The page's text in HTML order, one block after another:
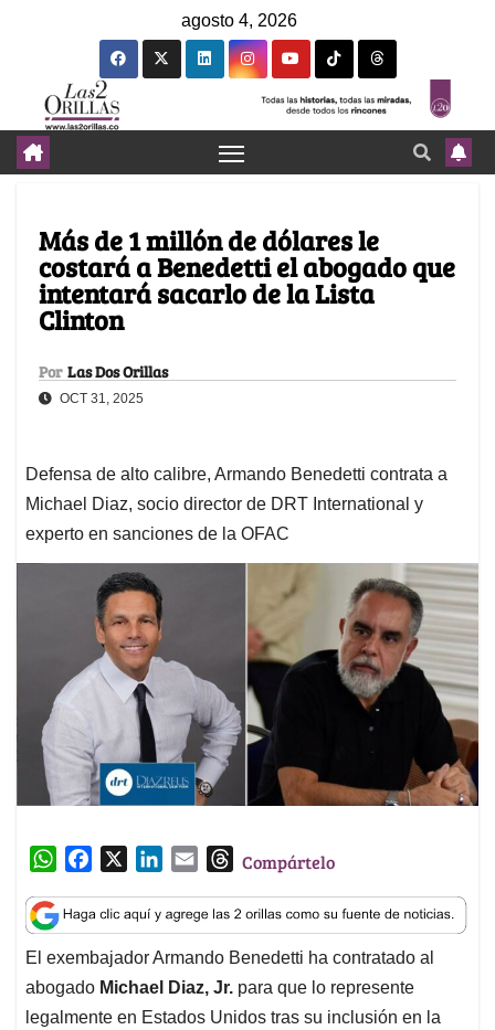
agosto 4, 2026
Más de 1 millón de dólares le
costará a Benedetti el abogado que
intentará sacarlo de la Lista
Clinton
Por Las Dos Orillas
OCT 31, 2025
Defensa de alto calibre, Armando Benedetti contrata a
Michael Diaz, socio director de DRT International y
experto en sanciones de la OFAC
W
a
t
s
A
p
c
e
b
o
o
n
k
e
d
I
a
i
l
T
r
e
a
d
s
Compártelo
El exembajador Armando Benedetti ha contratado al
abogado Michael Diaz, Jr. para que lo represente
legalmente en Estados Unidos tras su inclusión en la